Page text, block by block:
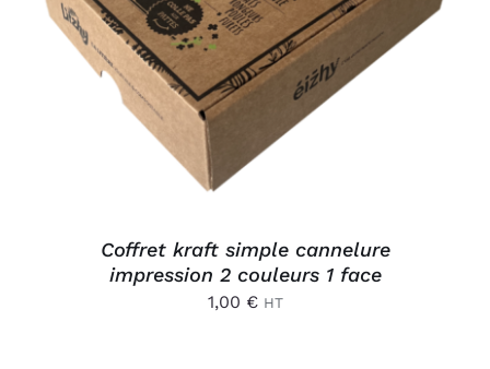
AJOUTER AU PANIER
/
DÉTAILS
Coffret kraft simple cannelure
impression 2 couleurs 1 face
1,00 € HT